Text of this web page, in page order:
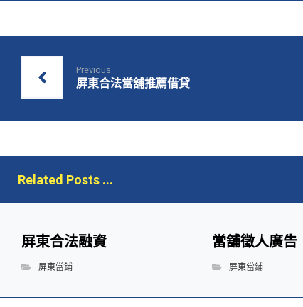
Previous
屏東合法當舖推薦借貸
Related Posts ...
屏東合法融資
屏東當鋪
當舖徵人廣告
屏東當鋪